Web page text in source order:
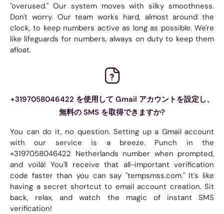
"overused." Our system moves with silky smoothness.
Don't worry. Our team works hard, almost around the
clock, to keep numbers active as long as possible. We're
like lifeguards for numbers, always on duty to keep them
afloat.
+3197058046422 を使用して Gmail アカウントを設定し、
無料の SMS を取得できますか?
You can do it, no question. Setting up a Gmail account
with our service is a breeze. Punch in the
+3197058046422 Netherlands number when prompted,
and voilà! You'll receive that all-important verification
code faster than you can say "tempsmss.com." It's like
having a secret shortcut to email account creation. Sit
back, relax, and watch the magic of instant SMS
verification!